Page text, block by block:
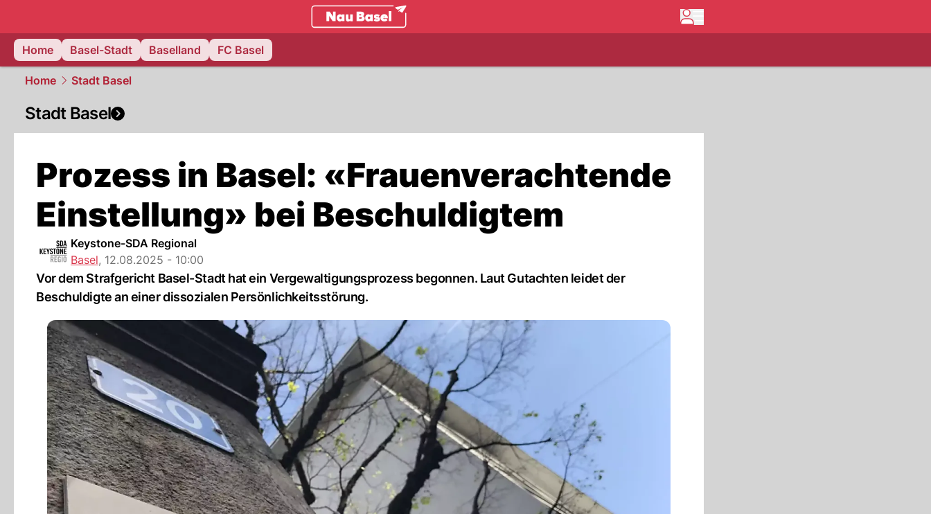
basel.
Home
Basel-Stadt Baselland FC Basel
Home Stadt Basel
Stadt Basel
Prozess in Basel: «Frauenverachtende
Einstellung» bei Beschuldigtem
Keystone-SDA Regional
Basel, 12.08.2025 - 10:00
Vor dem Strafgericht Basel-Stadt hat ein Vergewaltigungsprozess begonnen. Laut Gutachten leidet der
Beschuldigte an einer dissozialen Persönlichkeitsstörung.